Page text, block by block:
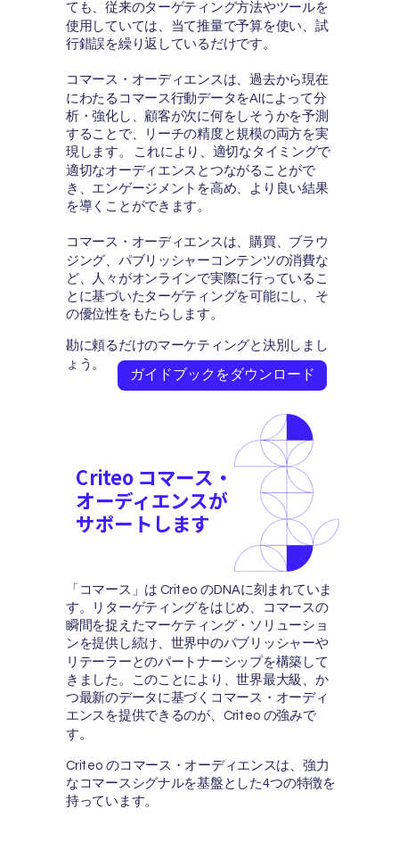
ても、従来のターゲティング方法やツールを
使用していては、当て推量で予算を使い、試
行錯誤を繰り返しているだけです。
コマース・オーディエンスは、過去から現在
にわたるコマース行動データをAIによって分
析・強化し、顧客が次に何をしそうかを予測
することで、リーチの精度と規模の両方を実
現します。 これにより、適切なタイミングで
適切なオーディエンスとつながることがで
き、エンゲージメントを高め、より良い結果
を導くことができます。
コマース・オーディエンスは、購買、ブラウ
ジング、パブリッシャーコンテンツの消費な
ど、人々がオンラインで実際に行っているこ
とに基づいたターゲティングを可能にし、そ
の優位性をもたらします。
勘に頼るだけのマーケティングと決別しまし
ょう。
Criteo コマース・
オーディエンスが
サポートします
「コマース」は Criteo のDNAに刻まれていま
す。リターゲティングをはじめ、コマースの
瞬間を捉えたマーケティング・ソリューショ
ンを提供し続け、世界中のパブリッシャーや
リテーラーとのパートナーシップを構築して
きました。このことにより、世界最大級、か
つ最新のデータに基づくコマース・オーディ
エンスを提供できるのが、Criteo の強みで
す。
Criteo のコマース・オーディエンスは、強力
なコマースシグナルを基盤とした4つの特徴を
持っています。
ガイドブックをダウンロード